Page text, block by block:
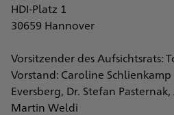
HDI-Platz 1
30659 Hannover
Vorsitzender des Aufsichtsrats:
Vorstand: Caroline
Eversberg, Dr. Stefan
Martin Weldi